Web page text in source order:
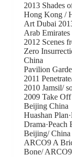
2013 Shades
Hong Kong /
Art Dubai
Arab Emirates
2012 Scenes
Zero
China
Pavilion
2011
2010 Jamsil/
2009 Take
Beijing China
Huashan
Drama·Peach
Beijing/ China
ARCO9 A
Bone/